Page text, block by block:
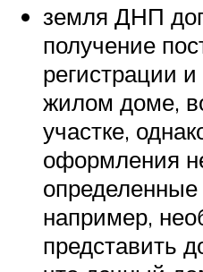
земля ДНП
получение
регистрации
жилом доме,
участке,
оформления
например,
представить